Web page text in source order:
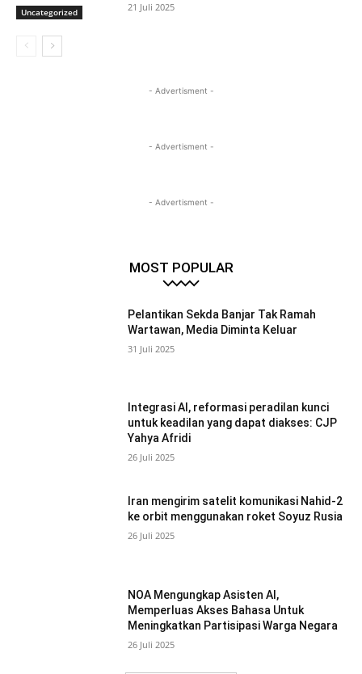
Uncategorized 21 Juli 2025
- Advertisment -
- Advertisment -
- Advertisment -
MOST POPULAR
Pelantikan Sekda Banjar Tak Ramah
Wartawan, Media Diminta Keluar
31 Juli 2025
Integrasi AI, reformasi peradilan kunci
untuk keadilan yang dapat diakses: CJP
Yahya Afridi
26 Juli 2025
Iran mengirim satelit komunikasi Nahid-2
ke orbit menggunakan roket Soyuz Rusia
26 Juli 2025
NOA Mengungkap Asisten AI,
Memperluas Akses Bahasa Untuk
Meningkatkan Partisipasi Warga Negara
26 Juli 2025